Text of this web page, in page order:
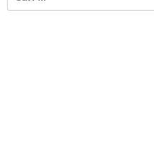
untuk: